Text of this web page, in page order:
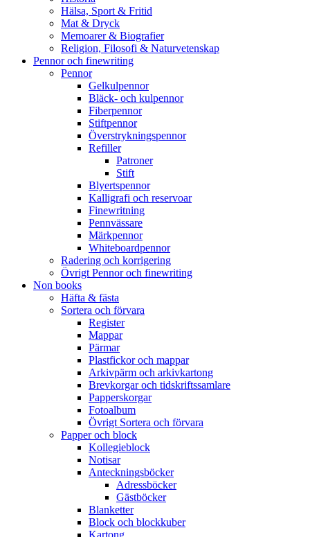
Hälsa, Sport & Fritid
Mat & Dryck
Memoarer & Biografier
Religion, Filosofi & Naturvetenskap
Pennor och finewriting
Pennor
Gelkulpennor
Bläck- och kulpennor
Fiberpennor
Stiftpennor
Överstrykningspennor
Refiller
Patroner
Stift
Blyertspennor
Kalligrafi och reservoar
Finewritning
Pennvässare
Märkpennor
Whiteboardpennor
Radering och korrigering
Övrigt Pennor och finewriting
Non books
Häfta & fästa
Sortera och förvara
Register
Mappar
Pärmar
Plastfickor och mappar
Arkivpärm och arkivkartong
Brevkorgar och tidskriftssamlare
Papperskorgar
Fotoalbum
Övrigt Sortera och förvara
Papper och block
Kollegieblock
Notisar
Anteckningsböcker
Adressböcker
Gästböcker
Blanketter
Block och blockkuber
Kartong